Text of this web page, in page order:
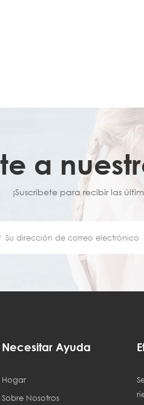
a
¡Suscríbete para recibir las
Necesitar Ayuda
Hogar
Sobre Nosotros